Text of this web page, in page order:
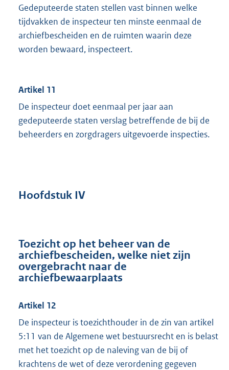
Gedeputeerde staten stellen vast binnen welke
tijdvakken de inspecteur ten minste eenmaal de
archiefbescheiden en de ruimten waarin deze
worden bewaard, inspecteert.
Artikel 11
De inspecteur doet eenmaal per jaar aan
gedeputeerde staten verslag betreffende de bij de
beheerders en zorgdragers uitgevoerde inspecties.
Hoofdstuk IV
Toezicht op het beheer van de
archiefbescheiden, welke niet zijn
overgebracht naar de
archiefbewaarplaats
Artikel 12
De inspecteur is toezichthouder in de zin van artikel
5:11 van de Algemene wet bestuursrecht en is belast
met het toezicht op de naleving van de bij of
krachtens de wet of deze verordening gegeven